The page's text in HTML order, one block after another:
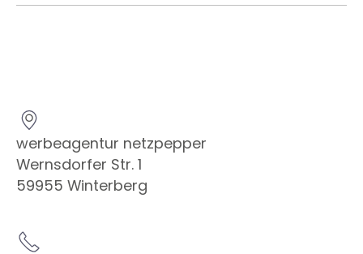
werbeagentur netzpepper
Wernsdorfer Str. 1
59955 Winterberg